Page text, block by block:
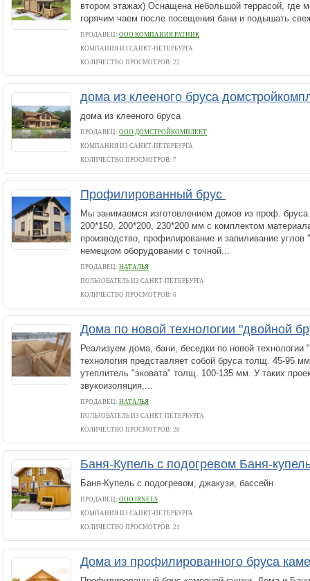
втором этажах) Оснащена небольшой террасой, где
горячим чаем после посещения бани и подышать
ПРОДАВЕЦ: ООО КОМПАНИЯ РАТНИК
КОМПАНИЯ ИЗ САНКТ-ПЕТЕРБУРГА
КОЛИЧЕСТВО ПРОСМОТРОВ: 22
дома из клееного бруса
дома из клееного бруса
ПРОДАВЕЦ: ООО ДОМСТРОЙКОМПЛЕКТ
КОМПАНИЯ ИЗ САНКТ-ПЕТЕРБУРГА
КОЛИЧЕСТВО ПРОСМОТРОВ: 7
Профилированный брус
Мы занимаемся изготовлением домов из проф.
200*150, 200*200, 230*200 мм с комплектом
производство, профилирование и запиливание
немецком оборудовании с точной...
ПРОДАВЕЦ: НАТАЛЬЯ
ПОЛЬЗОВАТЕЛЬ ИЗ САНКТ-ПЕТЕРБУРГА
КОЛИЧЕСТВО ПРОСМОТРОВ: 6
Дома по новой технологии "двойной
Реализуем дома, бани, беседки по новой технологии
технология представляет собой бруса толщ. 45-95
утеплитель "эковата" толщ. 100-135 мм. У таких
звукоизоляция,...
ПРОДАВЕЦ: НАТАЛЬЯ
ПОЛЬЗОВАТЕЛЬ ИЗ САНКТ-ПЕТЕРБУРГА
КОЛИЧЕСТВО ПРОСМОТРОВ: 20
Баня-Купель с подогревом Баня-
Баня-Купель с подогревом, джакузи, бассейн
ПРОДАВЕЦ: ООО IRNELS
КОМПАНИЯ ИЗ САНКТ-ПЕТЕРБУРГА
КОЛИЧЕСТВО ПРОСМОТРОВ: 21
Дома из профилированного бруса